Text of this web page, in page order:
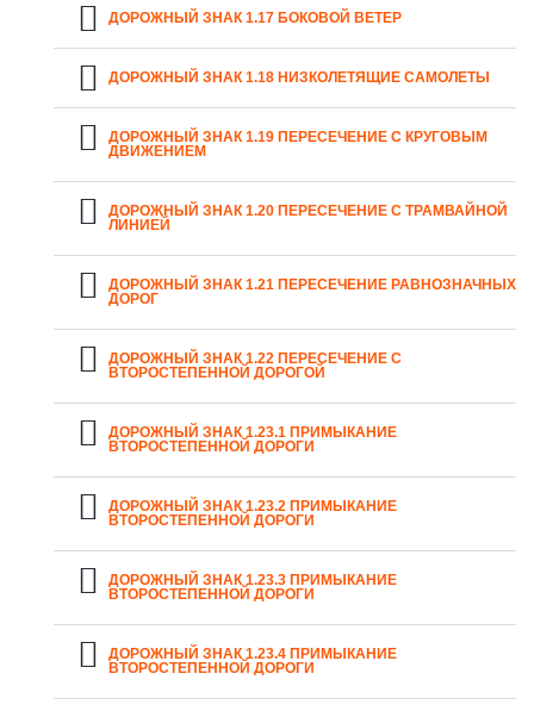
ДОРОЖНЫЙ ЗНАК 1.17 БОКОВОЙ ВЕТЕР
ДОРОЖНЫЙ ЗНАК 1.18 НИЗКОЛЕТЯЩИЕ САМОЛЕТЫ
ДОРОЖНЫЙ ЗНАК 1.19 ПЕРЕСЕЧЕНИЕ С КРУГОВЫМ
ДВИЖЕНИЕМ
ДОРОЖНЫЙ ЗНАК 1.20 ПЕРЕСЕЧЕНИЕ С ТРАМВАЙНОЙ
ЛИНИЕЙ
ДОРОЖНЫЙ ЗНАК 1.21 ПЕРЕСЕЧЕНИЕ РАВНОЗНАЧНЫХ
ДОРОГ
ДОРОЖНЫЙ ЗНАК 1.22 ПЕРЕСЕЧЕНИЕ С
ВТОРОСТЕПЕННОЙ ДОРОГОЙ
ДОРОЖНЫЙ ЗНАК 1.23.1 ПРИМЫКАНИЕ
ВТОРОСТЕПЕННОЙ ДОРОГИ
ДОРОЖНЫЙ ЗНАК 1.23.2 ПРИМЫКАНИЕ
ВТОРОСТЕПЕННОЙ ДОРОГИ
ДОРОЖНЫЙ ЗНАК 1.23.3 ПРИМЫКАНИЕ
ВТОРОСТЕПЕННОЙ ДОРОГИ
ДОРОЖНЫЙ ЗНАК 1.23.4 ПРИМЫКАНИЕ
ВТОРОСТЕПЕННОЙ ДОРОГИ